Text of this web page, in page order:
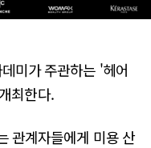
미가 주관하는 '헤어
최한다.
관계자들에게 미용 산